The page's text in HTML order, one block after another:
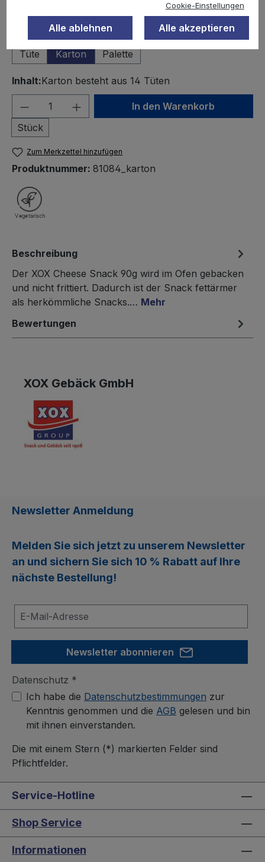
auswählen
Tüte
Karton Palette
Inhalt:Karton besteht aus 14 Tüten
Produkt Anzahl: Gib den
Stück
In den Warenkorb
Zum Merkzettel hinzufügen
Produktnummer: 81084_karton
Beschreibung
Der XOX Cheese Snack 90g wird im Ofen gebacken
und nicht frittiert. Dadurch ist der Snack fettärmer
als herkömmliche Snacks.… Mehr
Bewertungen
XOX Gebäck GmbH
Newsletter Anmeldung
Melden Sie sich jetzt zu unserem Newsletter
an und sichern Sie sich 10 % Rabatt auf Ihre
nächste Bestellung!
Newsletter abonnieren
Datenschutz *
Ich habe die Datenschutzbestimmungen zur
Kenntnis genommen und die AGB gelesen und bin
mit ihnen einverstanden.
Die mit einem Stern (*) markierten Felder sind
Pflichtfelder.
Service-Hotline
Shop Service
Informationen
Cookie-Einstellungen
Alle ablehnen Alle akzeptieren